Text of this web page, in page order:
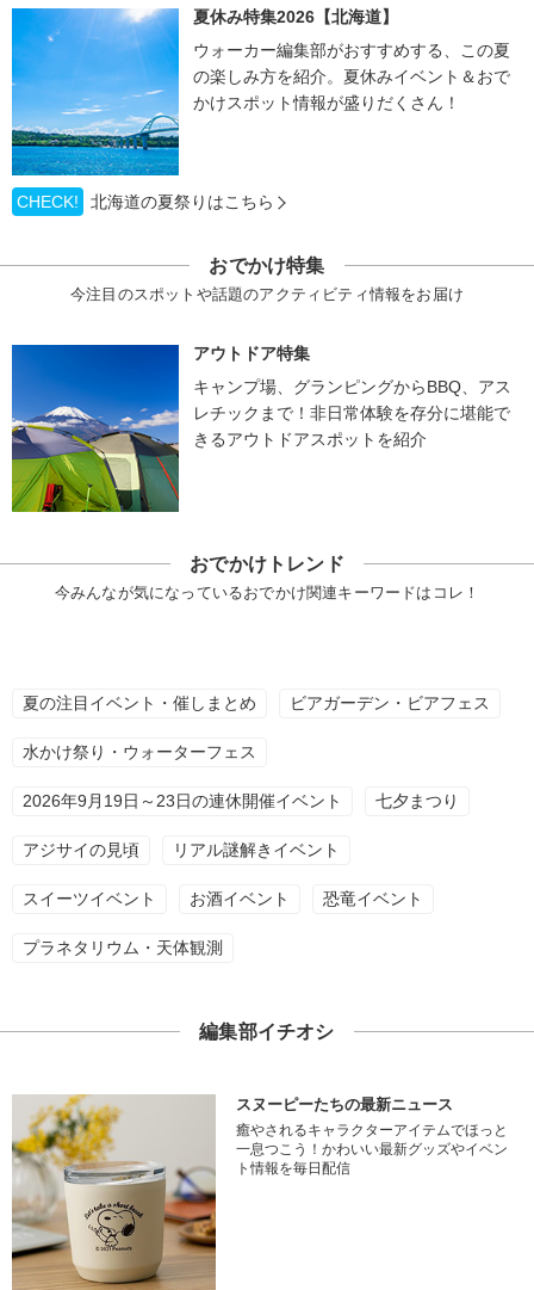
夏休み特集2026【北海道】
ウォーカー編集部がおすすめする、この夏
の楽しみ方を紹介。夏休みイベント＆おで
かけスポット情報が盛りだくさん！
CHECK! 北海道の夏祭りはこちら
おでかけ特集
今注目のスポットや話題のアクティビティ情報をお届け
アウトドア特集
キャンプ場、グランピングからBBQ、アス
レチックまで！非日常体験を存分に堪能で
きるアウトドアスポットを紹介
おでかけトレンド
今みんなが気になっているおでかけ関連キーワードはコレ！
夏の注目イベント・催しまとめ ビアガーデン・ビアフェス
水かけ祭り・ウォーターフェス
2026年9月19日～23日の連休開催イベント 七夕まつり
アジサイの見頃 リアル謎解きイベント
スイーツイベント お酒イベント 恐竜イベント
プラネタリウム・天体観測
編集部イチオシ
スヌーピーたちの最新ニュース
癒やされるキャラクターアイテムでほっと
一息つこう！かわいい最新グッズやイベン
ト情報を毎日配信